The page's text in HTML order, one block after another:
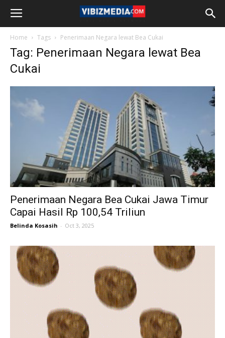
Home Tags Penerimaan Negara lewat Bea Cukai
Tag: Penerimaan Negara lewat Bea
Cukai
Penerimaan Negara Bea Cukai Jawa Timur
Capai Hasil Rp 100,54 Triliun
Belinda Kosasih - Oct 3, 2025